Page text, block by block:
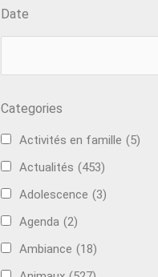
Date
Categories
Activités en famille (5)
Actualités (453)
Adolescence (3)
Agenda (2)
Ambiance (18)